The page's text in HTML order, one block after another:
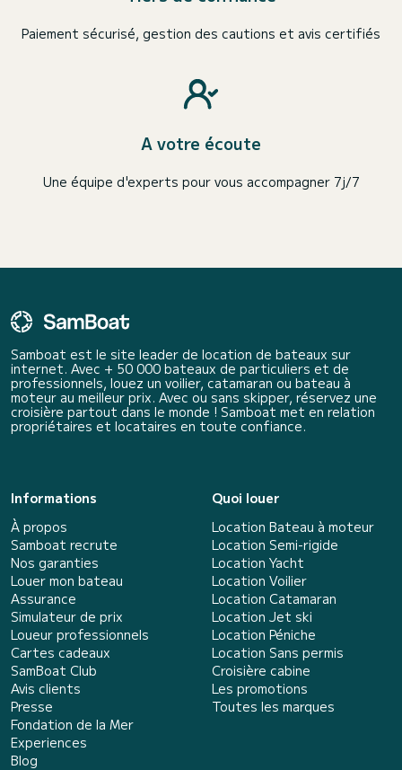
Paiement sécurisé, gestion des cautions et avis certifiés
A votre écoute
Une équipe d'experts pour vous accompagner 7j/7
Samboat est le site leader de location de bateaux sur
internet. Avec + 50 000 bateaux de particuliers et de
professionnels, louez un voilier, catamaran ou bateau à
moteur au meilleur prix. Avec ou sans skipper, réservez une
croisière partout dans le monde ! Samboat met en relation
propriétaires et locataires en toute confiance.
Informations
À propos
Samboat recrute
Nos garanties
Louer mon bateau
Assurance
Simulateur de prix
Loueur professionnels
Cartes cadeaux
SamBoat Club
Avis clients
Presse
Fondation de la Mer
Experiences
Blog
Quoi louer
Location Bateau à moteur
Location Semi-rigide
Location Yacht
Location Voilier
Location Catamaran
Location Jet ski
Location Péniche
Location Sans permis
Croisière cabine
Les promotions
Toutes les marques